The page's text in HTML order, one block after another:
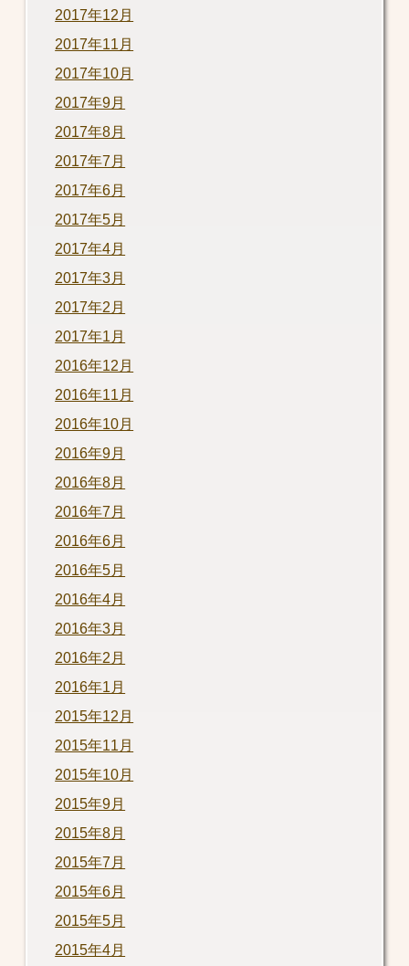
2017年12月
2017年11月
2017年10月
2017年9月
2017年8月
2017年7月
2017年6月
2017年5月
2017年4月
2017年3月
2017年2月
2017年1月
2016年12月
2016年11月
2016年10月
2016年9月
2016年8月
2016年7月
2016年6月
2016年5月
2016年4月
2016年3月
2016年2月
2016年1月
2015年12月
2015年11月
2015年10月
2015年9月
2015年8月
2015年7月
2015年6月
2015年5月
2015年4月